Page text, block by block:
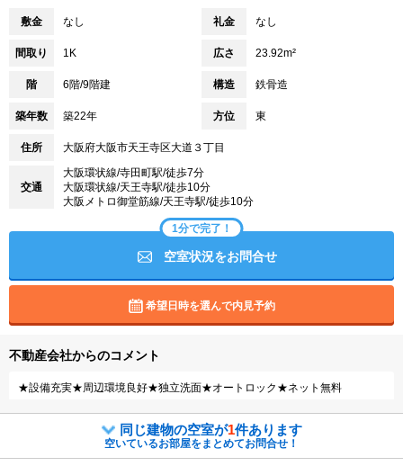
敷金 なし 礼金 なし
間取り 1K 広さ 23.92m²
階 6階/9階建 構造 鉄骨造
築年数 築22年 方位 東
住所 大阪府大阪市天王寺区大道３丁目
交通
大阪環状線/寺田町駅/徒歩7分
大阪環状線/天王寺駅/徒歩10分
大阪メトロ御堂筋線/天王寺駅/徒歩10分
1分で完了！
空室状況をお問合せ
希望日時を選んで内見予約
不動産会社からのコメント
★設備充実★周辺環境良好★独立洗面★オートロック★ネット無料
同じ建物の空室が1件あります
空いているお部屋をまとめてお問合せ！